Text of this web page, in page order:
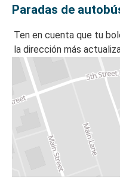
Paradas de
Ten en cuenta que tu
la dirección más